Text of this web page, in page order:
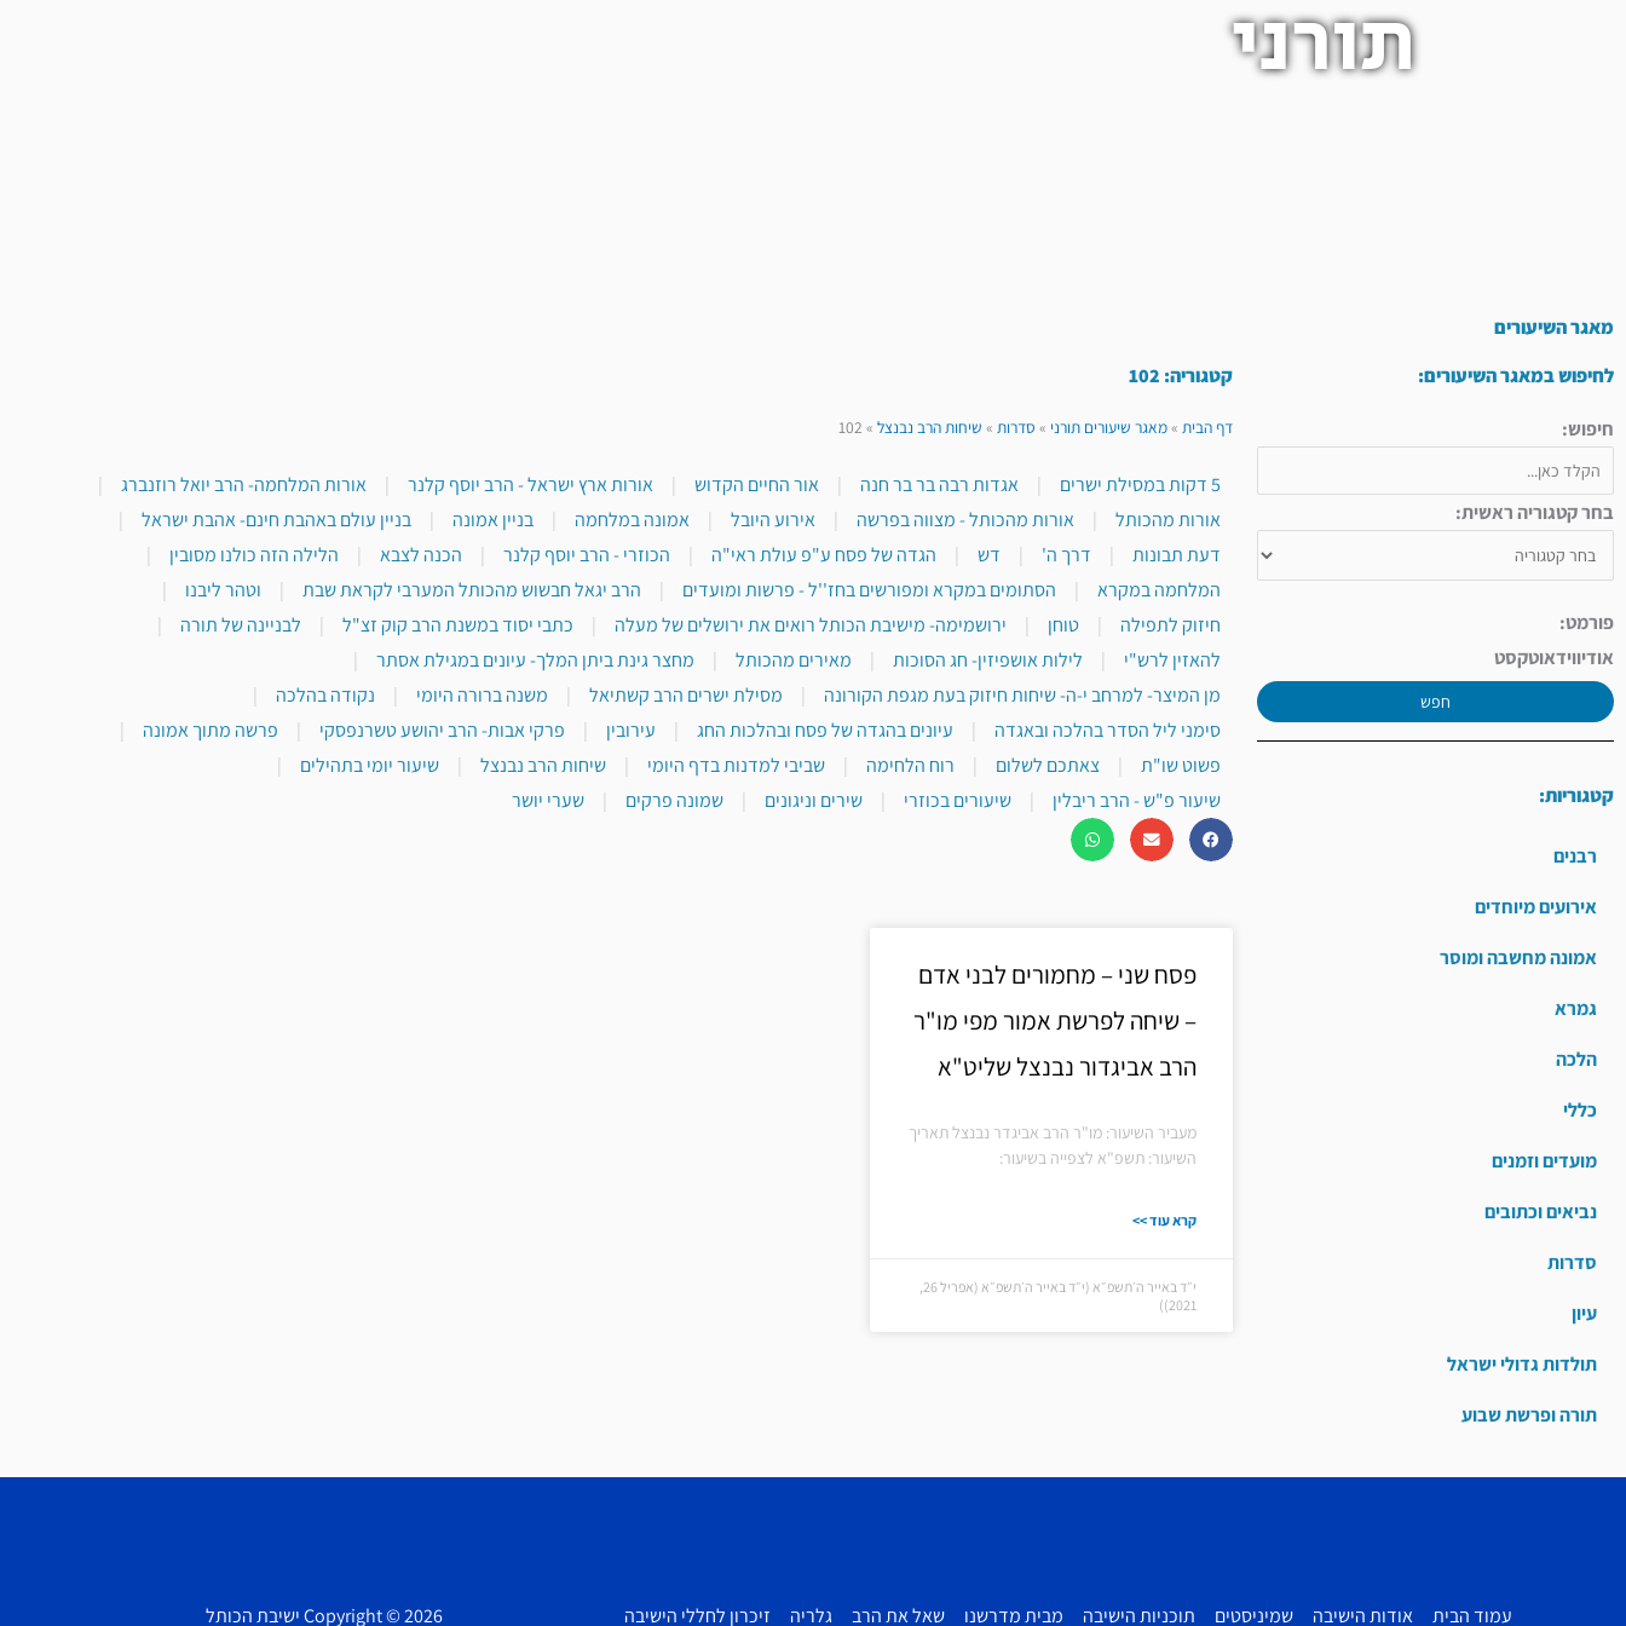
תורני
מאגר השיעורים
לחיפוש במאגר השיעורים:
חיפוש:
בחר קטגוריה ראשית:
פורמט:
אודיווידאוטקסט
חפש
קטגוריות:
רבנים
אירועים מיוחדים
אמונה מחשבה ומוסר
גמרא
הלכה
כללי
מועדים וזמנים
נביאים וכתובים
סדרות
עיון
תולדות גדולי ישראל
תורה ופרשת שבוע
קטגוריה: 102
דף הבית»מאגר שיעורים תורני » סדרות» שיחות הרב נבנצל»
102
5 דקות במסילת ישרים | אגדות רבה בר בר חנה | אור החיים הקדוש | אורות ארץ ישראל - הרב יוסף קלנר | אורות המלחמה- הרב יואל רוזנברג
|
אורות מהכותל
| אורות מהכותל - מצווה בפרשה | אירוע היובל | אמונה במלחמה | בניין אמונה | בניין עולם באהבת חינם- אהבת ישראל
|
דעת תבונות
| דרך ה' | דש | הגדה של פסח ע"פ עולת ראי"ה | הכוזרי - הרב יוסף קלנר | הכנה לצבא | הלילה הזה כולנו מסובין
|
המלחמה במקרא
| הסתומים במקרא ומפורשים בחז''ל - פרשות ומועדים | הרב יגאל חבשוש מהכותל המערבי לקראת שבת | וטהר ליבנו
|
חיזוק לתפילה
| טוחן | ירושמימה- מישיבת הכותל רואים את ירושלים של מעלה | כתבי יסוד במשנת הרב קוק זצ"ל | לבניינה של תורה
|
להאזין לרש"י
| לילות אושפיזין- חג הסוכות | מאירים מהכותל | מחצר גינת ביתן המלך- עיונים במגילת אסתר
|
מן המיצר- למרחב י-ה- שיחות חיזוק בעת מגפת הקורונה
| מסילת ישרים הרב קשתיאל | משנה ברורה היומי | נקודה בהלכה
|
סימני ליל הסדר בהלכה ובאגדה
| עיונים בהגדה של פסח ובהלכות החג | עירובין | פרקי אבות- הרב יהושע טשרנפסקי | פרשה מתוך אמונה
|
פשוט שו"ת
| צאתכם לשלום | רוח הלחימה | שביבי למדנות בדף היומי | שיחות הרב נבנצל | שיעור יומי בתהילים
|
שיעור פ"ש - הרב ריבלין
| שיעורים בכוזרי | שירים וניגונים | שמונה פרקים | שערי יושר
פסח שני – מחמורים לבני אדם
– שיחה לפרשת אמור מפי מו"ר
הרב אביגדור נבנצל שליט"א
מעביר השיעור: מו"ר הרב אביגדר נבנצל תאריך
השיעור: תשפ"א לצפייה בשיעור:
קרא עוד >>
י״ד באייר ה׳תשפ״א (י״ד באייר ה׳תשפ״א (אפריל 26,
2021))
עמוד הבית אודות הישיבה שמיניסטים תוכניות הישיבה מבית מדרשנו שאל את הרב גלריה זיכרון לחללי הישיבה Copyright © 2026 ישיבת הכותל